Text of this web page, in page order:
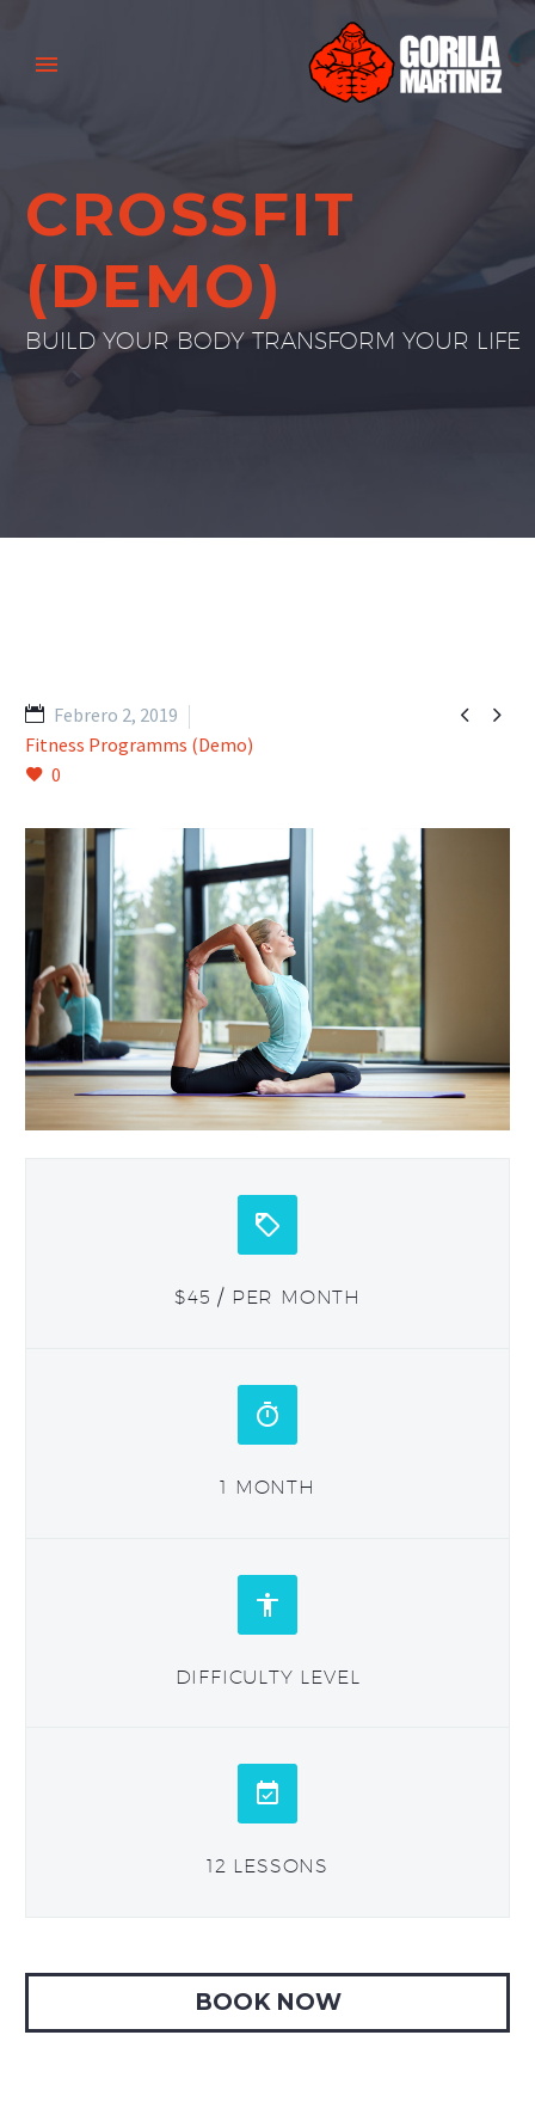
CROSSFIT
(DEMO)
BUILD YOUR BODY TRANSFORM YOUR LIFE
 
Febrero 2, 2019
Fitness Programms (Demo)
0


$45 / PER MONTH


1 MONTH


DIFFICULTY LEVEL


12 LESSONS
BOOK NOW